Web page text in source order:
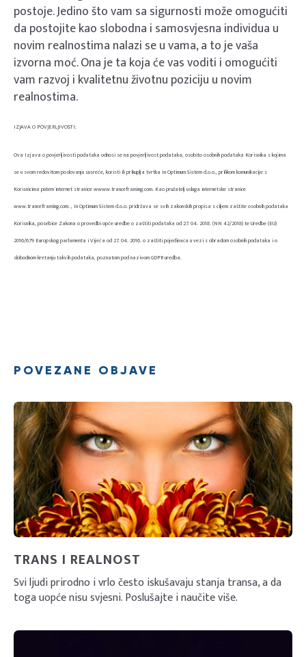
postoje. Jedino što vam sa sigurnosti može omogućiti
da postojite kao slobodna i samosvjesna individua u
novim realnostima nalazi se u vama, a to je vaša
izvorna moć. Ona je ta koja će vas voditi i omogućiti
vam razvoj i kvalitetnu životnu poziciju u novim
realnostima.
IZJAVA O POVJERLJIVOSTI:
Ova Izjava o povjerljivosti podataka odnosi se na povjerljivost podataka, osobito osobnih podataka Korisnika s kojima
se u svom redovitom poslovanju susreće, koristi ili prikuplja tvrtka In Optimum Sistem d.o.o., prilikom komunikacije s
Korisnicima putem internet stranice wwww.tranceframing.com. Kao pružatelj usluga internetske stranice
www.tranceframing.com. , In Optimum Sistem d.o.o. pridržava se svih zakonskih propisa s ciljem zaštite osobnih podataka
Korisnika, posebice Zakona o provedbi opće uredbe o zaštiti podataka od 27. 04. 2018. (NN 42/2018) te Uredbe (EU)
2016/679 Europskog parlamenta i Vijeća od 27. 04. 2016. o zaštiti pojedinaca u vezi s obradom osobnih podataka i o
slobodnom kretanju takvih podataka, poznatom pod nazivom GDPR uredba.
POVEZANE OBJAVE
TRANS I REALNOST
Svi ljudi prirodno i vrlo često iskušavaju stanja transa, a da
toga uopće nisu svjesni. Poslušajte i naučite više.